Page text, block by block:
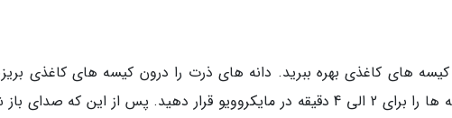
کیسه های کاغذی بهره ببرید. دانه های ذرت را درون کیسه های کاغذی
درب آن را دوبار تا بزنید تا باز نگردد. کیسه ها را برای 2 الی 4 دقیقه در مایکروویو قرار دهید. پس از این که